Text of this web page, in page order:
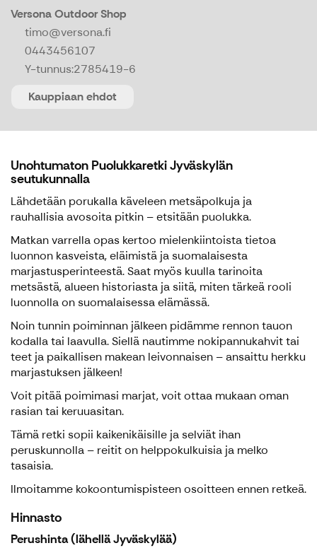
Versona Outdoor Shop
timo@versona.fi
0443456107
Y-tunnus:2785419-6
Kauppiaan ehdot
Unohtumaton Puolukkaretki Jyväskylän
seutukunnalla
Lähdetään porukalla käveleen metsäpolkuja ja
rauhallisia avosoita pitkin – etsitään puolukka.
Matkan varrella opas kertoo mielenkiintoista tietoa
luonnon kasveista, eläimistä ja suomalaisesta
marjastusperinteestä. Saat myös kuulla tarinoita
metsästä, alueen historiasta ja siitä, miten tärkeä rooli
luonnolla on suomalaisessa elämässä.
Noin tunnin poiminnan jälkeen pidämme rennon tauon
kodalla tai laavulla. Siellä nautimme nokipannukahvit tai
teet ja paikallisen makean leivonnaisen – ansaittu herkku
marjastuksen jälkeen!
Voit pitää poimimasi marjat, voit ottaa mukaan oman
rasian tai keruuasitan.
Tämä retki sopii kaikenikäisille ja selviät ihan
peruskunnolla – reitit on helppokulkuisia ja melko
tasaisia.
Ilmoitamme kokoontumispisteen osoitteen ennen retkeä.
Hinnasto
Perushinta (lähellä Jyväskylää)